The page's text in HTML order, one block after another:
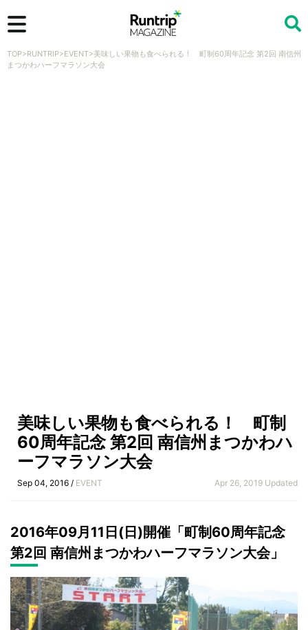
検索
TOP>RUNTRIP>EVENT>美味しい果物も食べられる！ 町制60周年記念 第2回 南信州
まつかわハーフマラソン大会
美味しい果物も食べられる！ 町制
60周年記念 第2回 南信州まつかわハ
ーフマラソン大会
Sep 04, 2016 / EVENT Apr 26, 2019 Updated
2016年09月11日(日)開催「町制60周年記念
第2回 南信州まつかわハーフマラソン大会」